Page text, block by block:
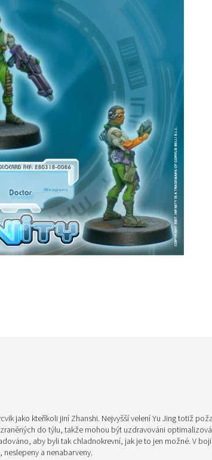
jako kteříkoli jiní Zhanshi. Nejvyšší velení Yu Jing totiž
do týlu, takže mohou být uzdravováni
aby byli tak chladnokrevní, jak je to jen možné. V
a nenabarveny.